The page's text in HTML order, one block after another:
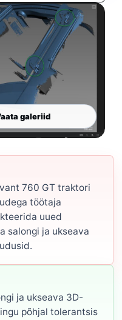
galeriid
760 GT traktori
töötaja
uued
salongi ja ukseava
ja ukseava 3D-
põhjal tolerantsis